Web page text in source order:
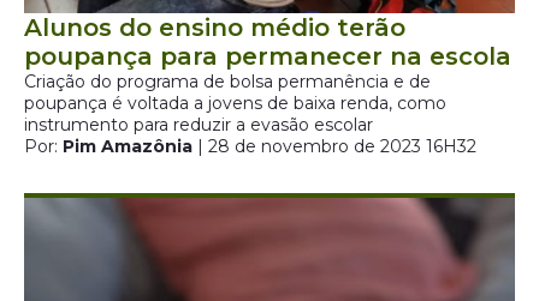
Alunos do ensino médio terão
poupança para permanecer na escola
Criação do programa de bolsa permanência e de
poupança é voltada a jovens de baixa renda, como
instrumento para reduzir a evasão escolar
Por: Pim Amazônia | 28 de novembro de 2023 16H32